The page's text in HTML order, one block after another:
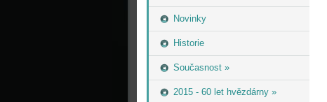
Novinky
Historie
Současnost »
2015 - 60 let hvězdárny »